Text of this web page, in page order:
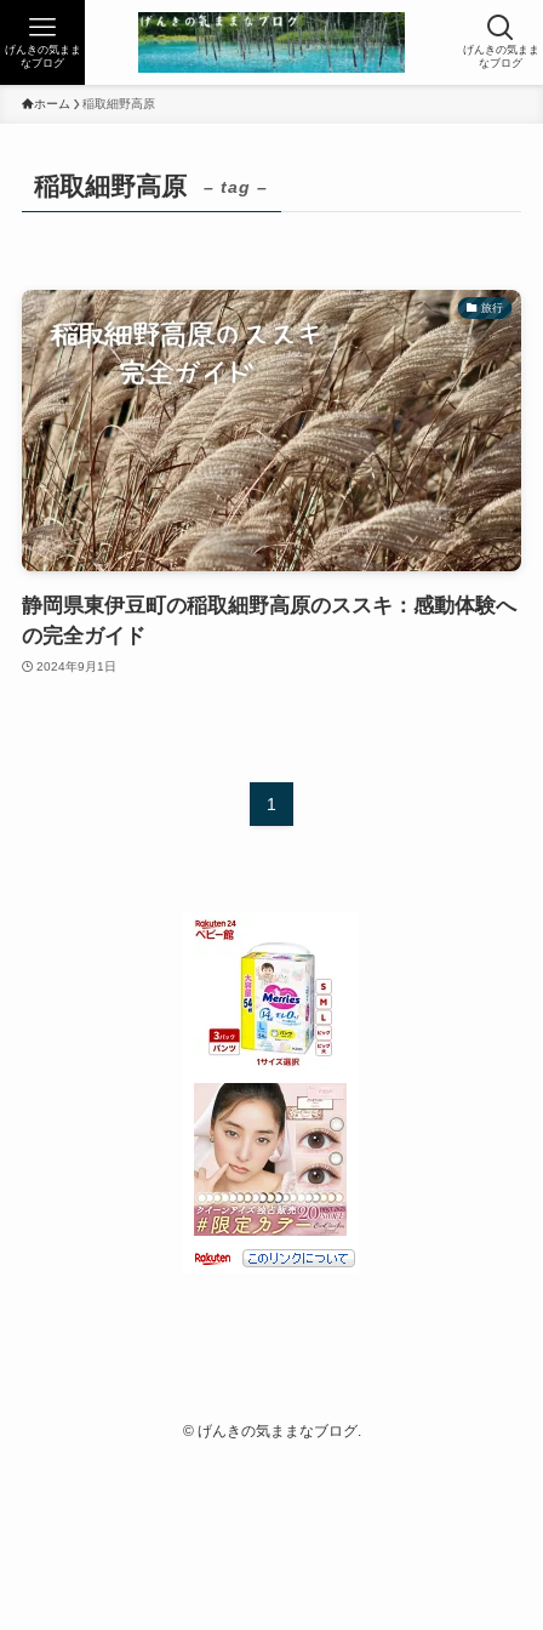
げんきの気まま
なブログ
げんきの気まま
なブログ
ホーム 稲取細野高原
稲取細野高原 – tag –
旅行
静岡県東伊豆町の稲取細野高原のススキ：感動体験へ
の完全ガイド
2024年9月1日
1
©げんきの気ままなブログ.